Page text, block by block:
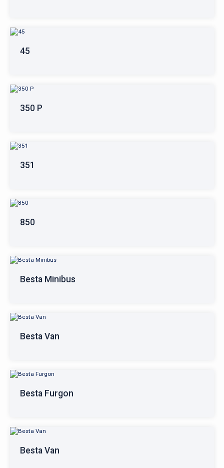
45
350 P
351
850
Besta Minibus
Besta Van
Besta Furgon
Besta Van